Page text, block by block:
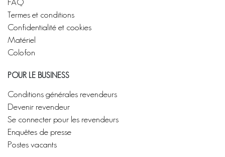
Termes et conditions
Confidentialité et cookies
Matériel
Colofon
POUR LE BUSINESS
Conditions générales revendeurs
Devenir revendeur
Se connecter pour les revendeurs
Enquêtes de presse
Postes vacants